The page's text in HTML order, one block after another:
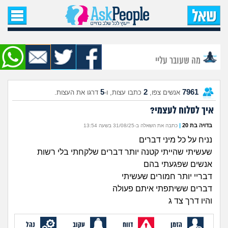
עמוד הבית
שאל שאלה
שאלות חדשות
שאלות שעוררו עניין
עצות חדשות
מה קורה כאן?
מה שעובר עליי
7961 אנשים צפו, 2 כתבו עצות, ו-5 דרגו את העצות.
איך לסלוח לעצמי?
בדויה בת 20 | כתבה את השאלה ב-31/08/25 בשעה 13:54
נניח על כל מיני דברים
שעשיתי שהייתי קטנה יותר דברים שלקחתי בלי רשות
אנשים שפגעתי בהם
דבריי יותר חמורים שעשיתי
דברים ששיתפתי איתם פעולה
והיו דרך צד ג
הזמן דווח עקוב נהל